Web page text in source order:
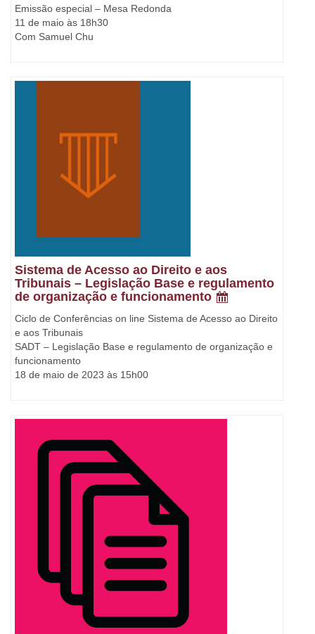
Emissão especial – Mesa Redonda
11 de maio às 18h30
Com Samuel Chu
Sistema de Acesso ao Direito e aos
Tribunais – Legislação Base e regulamento
de organização e funcionamento
Ciclo de Conferências on line Sistema de Acesso ao Direito
e aos Tribunais
SADT – Legislação Base e regulamento de organização e
funcionamento
18 de maio de 2023 às 15h00